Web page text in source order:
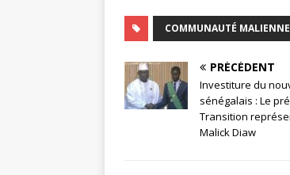
COMMUNAUTÉ MALIENNE
PRÉCÉDENT
Investiture du
sénégalais : Le
Transition
Malick Diaw